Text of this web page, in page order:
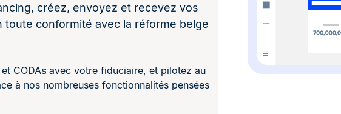
créez, envoyez et recevez vos
conformité avec la réforme belge
CODAs avec votre fiduciaire, et pilotez au
à nos nombreuses fonctionnalités pensées